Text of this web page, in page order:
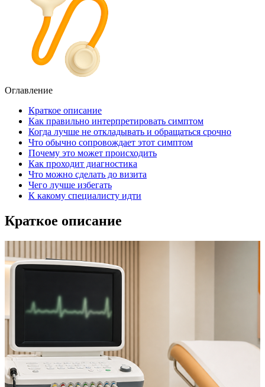
Оглавление
Краткое описание
Как правильно интерпретировать симптом
Когда лучше не откладывать и обращаться срочно
Что обычно сопровождает этот симптом
Почему это может происходить
Как проходит диагностика
Что можно сделать до визита
Чего лучше избегать
К какому специалисту идти
Краткое описание